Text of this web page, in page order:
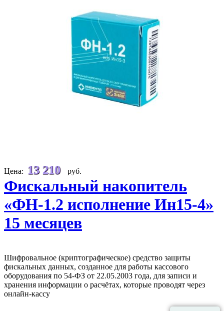
Цена: 13 210 руб.
Фискальный накопитель
«ФН-1.2 исполнение Ин15-4»
15 месяцев
Шифровальное (криптографическое) средство защиты
фискальных данных, созданное для работы кассового
оборудования по 54-ФЗ от 22.05.2003 года, для записи и
хранения информации о расчётах, которые проводят через
онлайн-кассу